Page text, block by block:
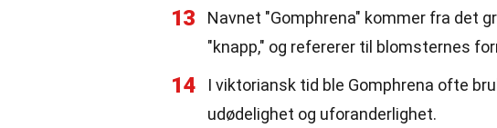
13
Navnet "Gomphrena" kommer fra det
"knapp," og refererer til blomsternes
14
I viktoriansk tid ble Gomphrena ofte
udødelighet og uforanderlighet.